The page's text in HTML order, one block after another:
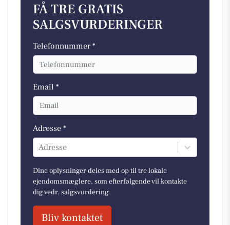
FÅ TRE GRATIS
SALGSVURDERINGER
Telefonnummer *
Email *
Adresse *
Adresse
Dine oplysninger deles med op til tre lokale
ejendomsmæglere, som efterfølgende vil kontakte
dig vedr. salgsvurdering.
Bliv kontaktet